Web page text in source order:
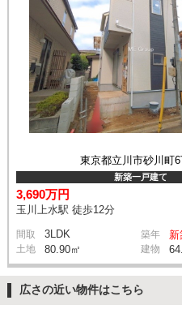
東京都立川市砂川町6
新築一戸建て
3,690万円
玉川上水駅 徒歩12分
間取 3LDK 築年 新
土地 80.90㎡ 建物
広さの近い物件はこちら